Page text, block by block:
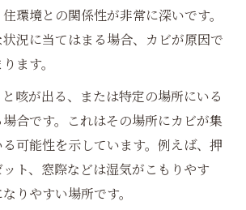
環境との関係性が非常に深いです。
況に当てはまる場合、カビが原因で
ます。
咳が出る、または特定の場所にいる
合です。これはその場所にカビが集
可能性を示しています。例えば、押
ト、窓際などは湿気がこもりやす
りやすい場所です。